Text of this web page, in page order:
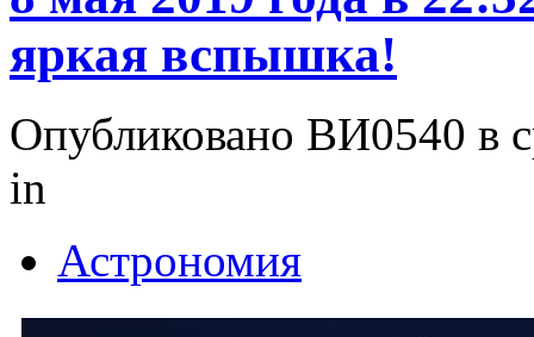
яркая вспышка!
Опубликовано ВИ0540 в
in
Астрономия